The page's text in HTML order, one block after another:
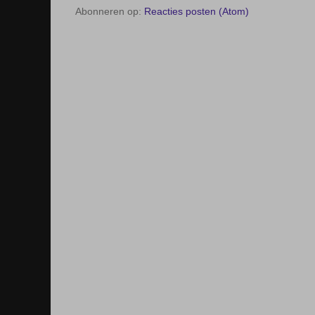
Abonneren op: Reacties posten (Atom)